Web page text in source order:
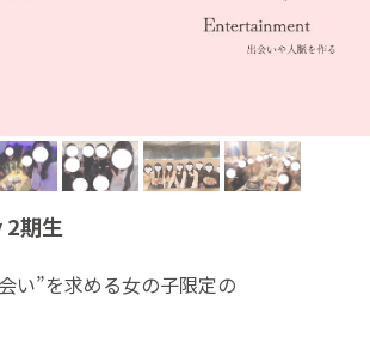
期生
い”を求める女の子限定の